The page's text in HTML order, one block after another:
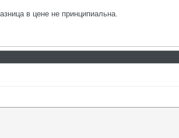
в цене не принципиальна.